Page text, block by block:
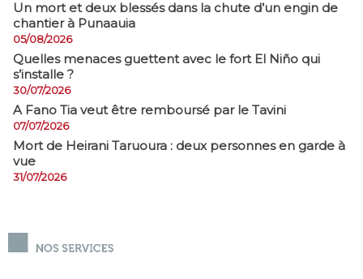
​Un mort et deux blessés dans la chute d’un engin de
chantier à Punaauia
05/08/2026
Quelles menaces guettent avec le fort El Niño qui
s’installe ?
30/07/2026
A Fano Tia veut être remboursé par le Tavini
07/07/2026
Mort de Heirani Taruoura : deux personnes en garde à
vue
31/07/2026